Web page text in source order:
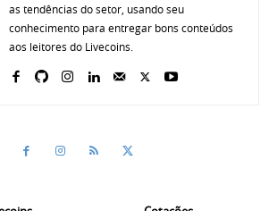
as tendências do setor, usando seu
conhecimento para entregar bons conteúdos
aos leitores do Livecoins.